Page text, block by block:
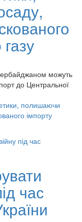
можуть
до Центральної
полишаючи
імпорту
час